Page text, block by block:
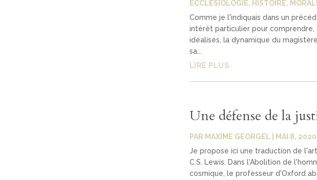
ECCLÉSIOLOGIE, HISTOIRE,
Comme je l'indiquais dans un
intérêt particulier pour
idéalisés, la dynamique du
sa...
LIRE PLUS
Une défense de la
PAR MAXIME GEORGEL MAI 8, 2020
Je propose ici une traduction de
C.S. Lewis. Dans l'Abolition de
cosmique, le professeur d'Oxford